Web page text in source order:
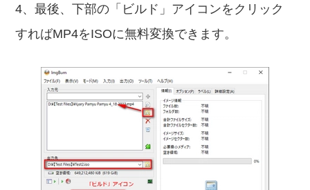
4、最後、下部の「ビルド」アイコンをクリック
すればMP4をISOに無料変換できます。